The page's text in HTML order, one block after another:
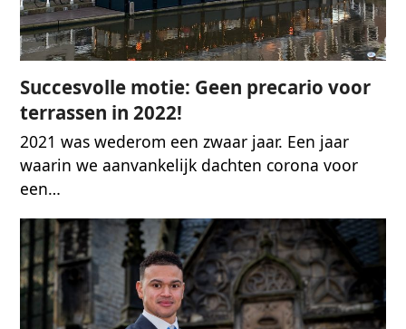
Succesvolle motie: Geen precario voor
terrassen in 2022!
2021 was wederom een zwaar jaar. Een jaar
waarin we aanvankelijk dachten corona voor
een…